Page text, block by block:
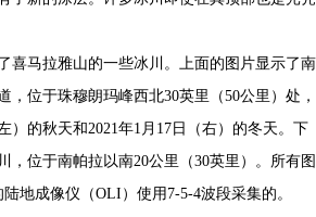
喜马拉雅山的一些冰川。上面的图片显示了南
，位于珠穆朗玛峰西北30英里（50公里）处，
）的秋天和2021年1月17日（右）的冬天。下
，位于南帕拉以南20公里（30英里）。所有图
地成像仪（OLI）使用7-5-4波段采集的。